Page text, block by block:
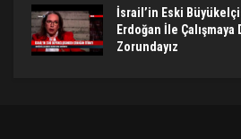
İsrail’in Eski
Erdoğan İle Çalışmaya
Zorundayız